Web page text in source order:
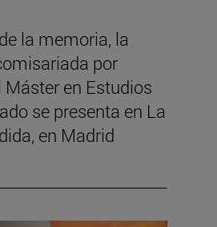
la memoria, la
por
en Estudios
se presenta en La
en Madrid